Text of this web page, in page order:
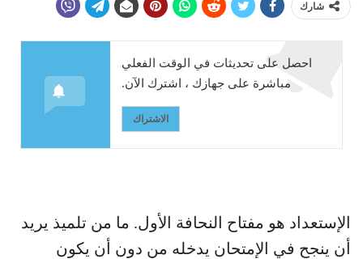
شارك
احصل على تحديثات في الوقت الفعلي
مباشرة على جهازك ، اشترك الآن.
الاشتراك
الإستعداد هو مفتاح النحافة الأول. ما من تلميذ يريد
أن ينجح في الإمتحان يدخله من دون أن يكون